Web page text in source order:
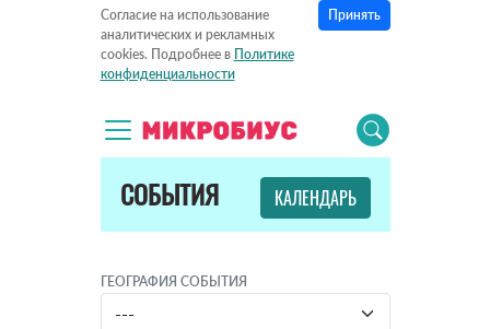
Согласие на использование
аналитических и рекламных
cookies. Подробнее в Политике
конфиденциальности
Принять
СОБЫТИЯ КАЛЕНДАРЬ
ГЕОГРАФИЯ СОБЫТИЯ